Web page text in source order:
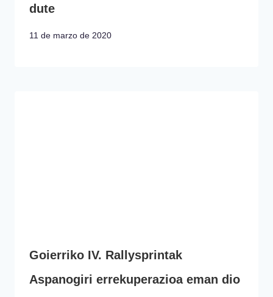
dute
11 de marzo de 2020
Goierriko IV. Rallysprintak
Aspanogiri errekuperazioa eman dio